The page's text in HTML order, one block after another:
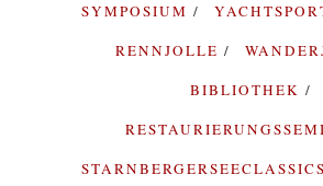
SYMPOSIUM
RENNJOLLE
BIBLIOTHEK
STARNBERGERSEECLASSICS